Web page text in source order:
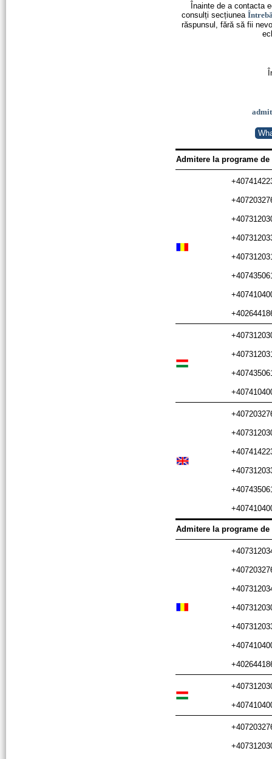
Înainte de a contacta
consulți secțiunea
răspunsul, fără să fii
Admitere la programe
Admitere la programe